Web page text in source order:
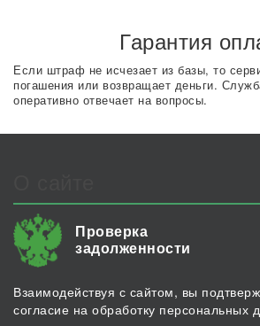
Гарантия
Если штраф не исчезает из базы, то
погашения или возвращает деньги.
оперативно отвечает на вопросы.
Проверка
задолженности
Взаимодействуя с сайтом, вы
согласие на обработку персональных